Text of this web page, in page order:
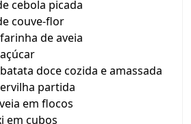
cebola picada
couve-flor
de aveia
doce cozida e amassada
partida
em flocos
em cubos